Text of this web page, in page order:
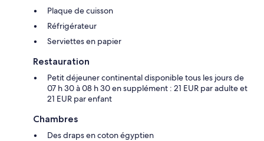
Plaque de cuisson
Réfrigérateur
Serviettes en papier
Restauration
Petit déjeuner continental disponible tous les jours de
07 h 30 à 08 h 30 en supplément : 21 EUR par adulte et
21 EUR par enfant
Chambres
Des draps en coton égyptien